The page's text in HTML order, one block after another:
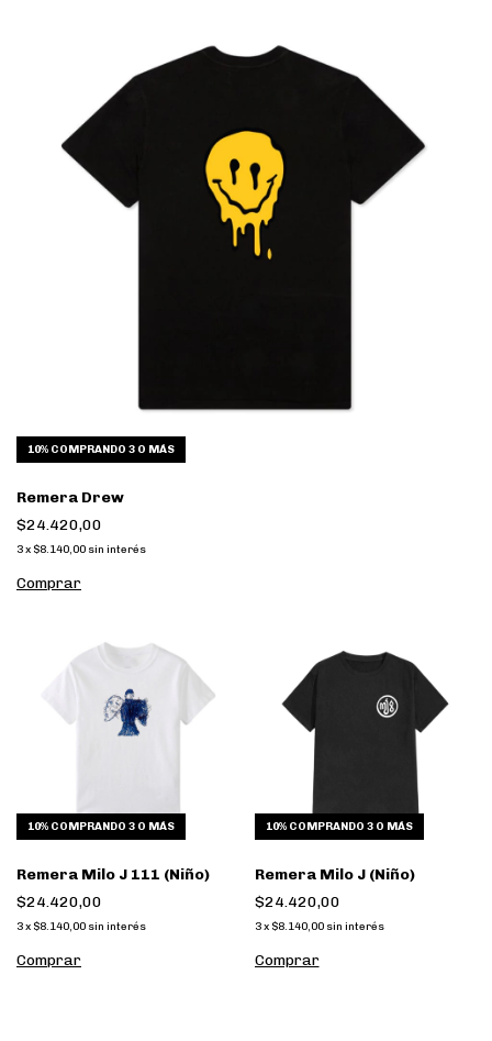
10% COMPRANDO 3 O MÁS
Remera Drew
$24.420,00
3x $8.140,00 sin interés
Comprar
10% COMPRANDO 3 O MÁS
Remera Milo J 111 (Niño)
$24.420,00
3x $8.140,00 sin interés
Comprar
10% COMPRANDO 3 O MÁS
Remera Milo J (Niño)
$24.420,00
3 x $8.140,00 sin interés
Comprar